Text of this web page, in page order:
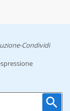
Condividi